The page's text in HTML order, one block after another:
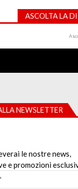
ASCOLTA LA
NEWSLETTER
le nostre news,
e promozioni